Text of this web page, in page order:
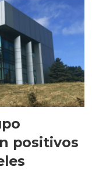
positivos